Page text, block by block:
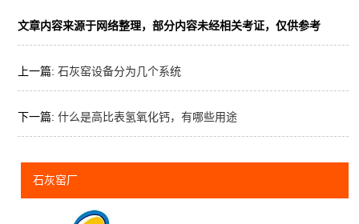
文章内容来源于网络整理，部分内容未经相关考证，仅供参考
上一篇: 石灰窑设备分为几个系统
下一篇: 什么是高比表氢氧化钙，有哪些用途
石灰窑厂